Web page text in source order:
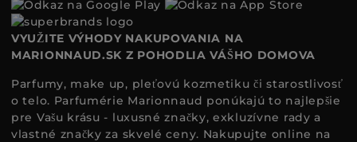
VYUŽITE VÝHODY NAKUPOVANIA NA
MARIONNAUD.SK Z POHODLIA VÁŠHO DOMOVA
Parfumy, make up, pleťovú kozmetiku či starostlivosť
o telo. Parfumérie Marionnaud ponúkajú to najlepšie
pre Vašu krásu - luxusné značky, exkluzívne rady a
vlastné značky za skvelé ceny. Nakupujte online na